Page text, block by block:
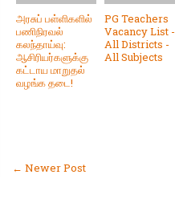
அரசுப் பள்ளிகளில்
பணிநிரவல்
கலந்தாய்வு:
ஆசிரியர்களுக்கு
கட்டாய மாறுதல்
வழங்க தடை!
PG Teachers
Vacancy List -
All Districts -
All Subjects
← Newer Post